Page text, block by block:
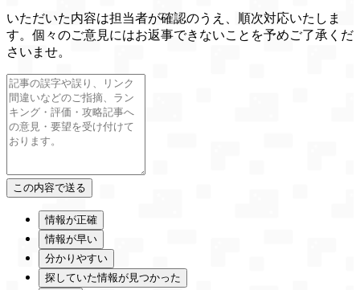
いただいた内容は担当者が確認のうえ、順次対応いたしま
す。個々のご意見にはお返事できないことを予めご了承くだ
さいませ。
情報が正確
情報が早い
分かりやすい
探していた情報が見つかった